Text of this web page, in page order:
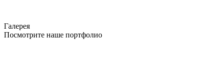
Галерея
Посмотрите наше портфолио